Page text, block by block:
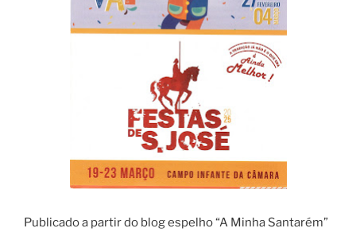
Publicado a partir do blog espelho “A Minha Santarém”